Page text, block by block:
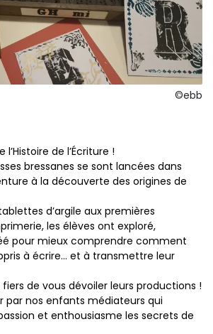
©ebb
de l’Écriture !
bressanes se sont lancées dans
à la découverte des origines de
d’argile aux premières
les élèves ont exploré,
pour mieux comprendre comment
à écrire… et à transmettre leur
fiers de vous dévoiler leurs productions !
par nos enfants médiateurs qui
et enthousiasme les secrets de